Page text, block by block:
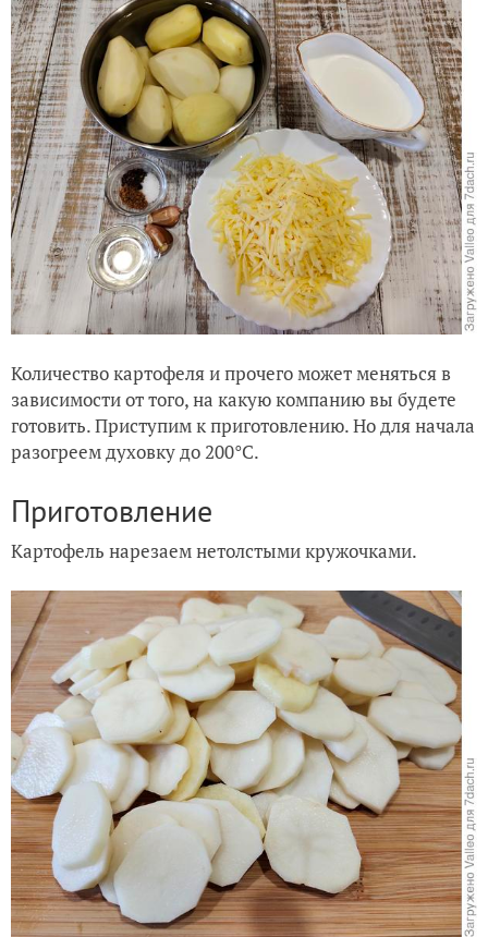
Количество картофеля и прочего может меняться в
зависимости от того, на какую компанию вы будете
готовить. Приступим к приготовлению. Но для начала
разогреем духовку до 200°C.
Приготовление
Картофель нарезаем нетолстыми кружочками.